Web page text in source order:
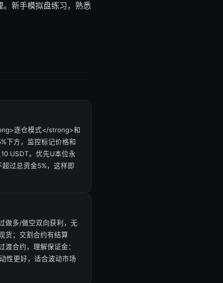
新手模拟盘练习，熟悉
逐仓模式</strong>和
下方，监控标记价格和
USDT。优先U本位永
过总资金5%，这样即
做多/做空双向获利，无
货；交割合约有结算
合约，理解保证金：
性更好，适合波动市场